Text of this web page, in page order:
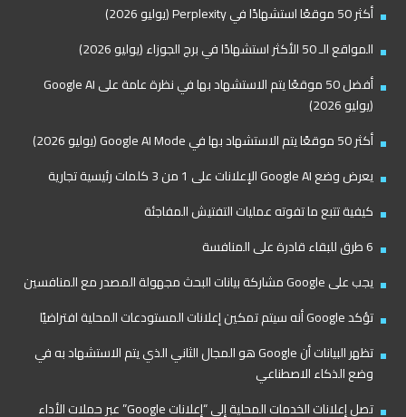
أكثر 50 موقعًا استشهادًا في Perplexity (يوليو 2026)
المواقع الـ 50 الأكثر استشهادًا في برج الجوزاء (يوليو 2026)
أفضل 50 موقعًا يتم الاستشهاد بها في نظرة عامة على Google AI
(يوليو 2026)
أكثر 50 موقعًا يتم الاستشهاد بها في Google AI Mode (يوليو 2026)
يعرض وضع Google AI الإعلانات على 1 من 3 كلمات رئيسية تجارية
كيفية تتبع ما تفوته عمليات التفتيش المفاجئة
6 طرق للبقاء قادرة على المنافسة
يجب على Google مشاركة بيانات البحث مجهولة المصدر مع المنافسين
تؤكد Google أنه سيتم تمكين إعلانات المستودعات المحلية افتراضيًا
تظهر البيانات أن Google هو المجال الثاني الذي يتم الاستشهاد به في
وضع الذكاء الاصطناعي
تصل إعلانات الخدمات المحلية إلى “إعلانات Google” عبر حملات الأداء